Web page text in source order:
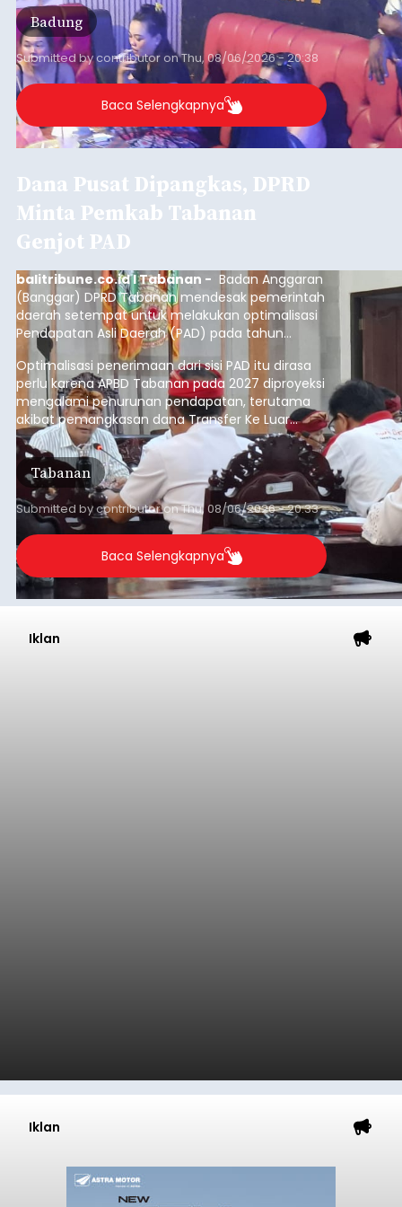
Badung
Submitted bycontributoronThu, 08/06/2026 - 20:38
Baca Selengkapnya
Dana Pusat Dipangkas, DPRD
Minta Pemkab Tabanan
Genjot PAD
balitribune.co.id I Tabanan - Badan Anggaran
(Banggar) DPRD Tabanan mendesak pemerintah
daerah setempat untuk melakukan optimalisasi
Pendapatan Asli Daerah (PAD) pada tahun
anggaran 2027.
Optimalisasi penerimaan dari sisi PAD itu dirasa
perlu karena APBD Tabanan pada 2027 diproyeksi
mengalami penurunan pendapatan, terutama
akibat pemangkasan dana Transfer Ke Luar
Daerah (TKD) dari pemerintah pusat.
Tabanan
Submitted bycontributoronThu, 08/06/2026 - 20:33
Baca Selengkapnya
Iklan
Iklan